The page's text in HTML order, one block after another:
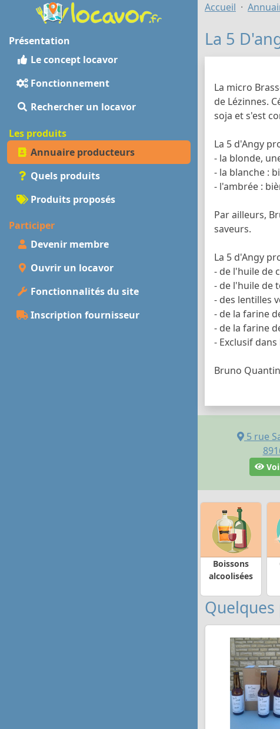
Présentation
Le concept locavor
Fonctionnement
Rechercher un locavor
Les produits
Annuaire producteurs
Quels produits
Produits proposés
Participer
Devenir membre
Ouvrir un locavor
Fonctionnalités du site
Inscription fournisseur
Accueil
La 5
La micro
de Lézinnes.
soja et s'est
La 5 d'Angy
- la blonde,
- la blanche :
- l'ambrée :
Par ailleurs,
saveurs.
La 5 d'Angy
- de l'huile de
- de l'huile de
- des lentilles
- de la farine
- de la farine
- Exclusif
Bruno
5 rue
Boissons
alcoolisées